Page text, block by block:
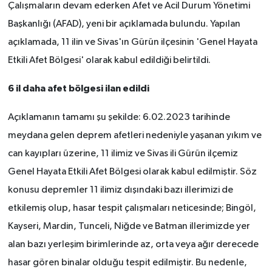
Çalışmaların devam ederken Afet ve Acil Durum Yönetimi
Başkanlığı (AFAD), yeni bir açıklamada bulundu. Yapılan
açıklamada, 11 ilin ve Sivas'ın Gürün ilçesinin 'Genel Hayata
Etkili Afet Bölgesi' olarak kabul edildiği belirtildi.
6 il daha afet bölgesi ilan edildi
Açıklamanın tamamı şu şekilde: 6.02.2023 tarihinde
meydana gelen deprem afetleri nedeniyle yaşanan yıkım ve
can kayıpları üzerine, 11 ilimiz ve Sivas ili Gürün ilçemiz
Genel Hayata Etkili Afet Bölgesi olarak kabul edilmiştir. Söz
konusu depremler 11 ilimiz dışındaki bazı illerimizi de
etkilemiş olup, hasar tespit çalışmaları neticesinde; Bingöl,
Kayseri, Mardin, Tunceli, Niğde ve Batman illerimizde yer
alan bazı yerleşim birimlerinde az, orta veya ağır derecede
hasar gören binalar olduğu tespit edilmiştir. Bu nedenle,